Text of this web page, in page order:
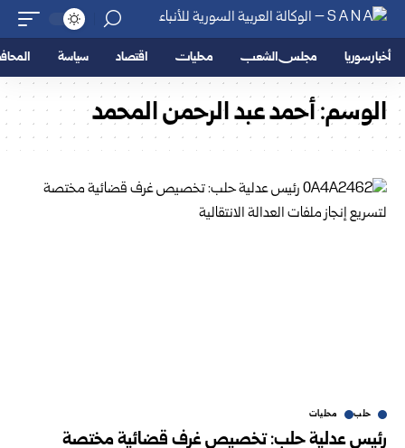
أخبار سوريا مجلس الشعب محليات اقتصاد سياسة
الوسم:أحمد عبد الرحمن المحمد
حلب محليات
رئيس عدلية حلب: تخصيص غرف قضائية مختصة